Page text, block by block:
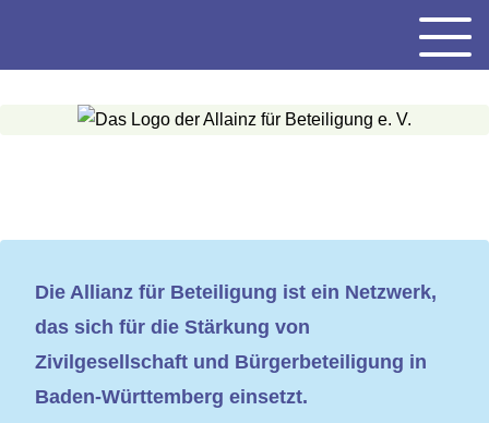
Die Allianz für Beteiligung ist ein Netzwerk,
das sich für die Stärkung von
Zivilgesellschaft und Bürgerbeteiligung in
Baden-Württemberg einsetzt.